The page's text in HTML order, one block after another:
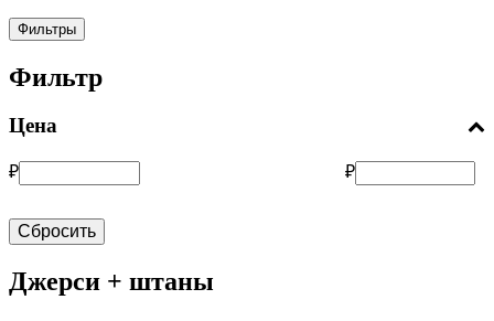
Фильтры
Фильтр
Цена
₽ ₽
Сбросить
Джерси + штаны